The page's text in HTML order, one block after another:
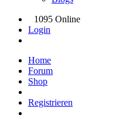
1095 Online
Login
Home
Forum
Shop
Registrieren